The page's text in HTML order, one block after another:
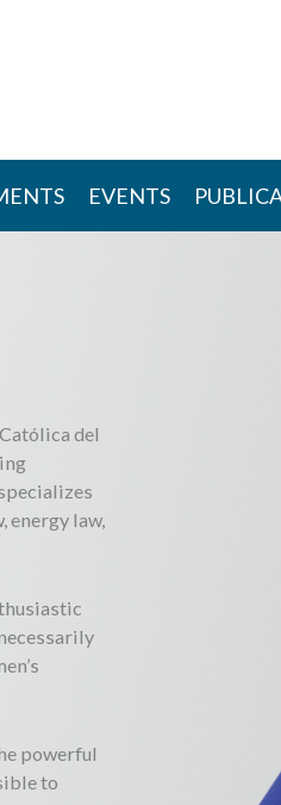
EVENTS
del
energy law,
powerful
to